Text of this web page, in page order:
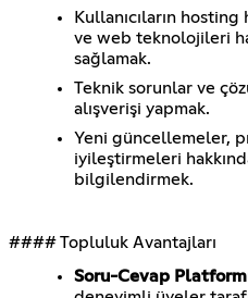
Kullanıcıların
ve web teknolojileri
sağlamak.
Teknik sorunlar ve
alışverişi yapmak.
Yeni güncellemeler,
iyileştirmeleri
bilgilendirmek.
#### Topluluk Avantajları
Soru-Cevap